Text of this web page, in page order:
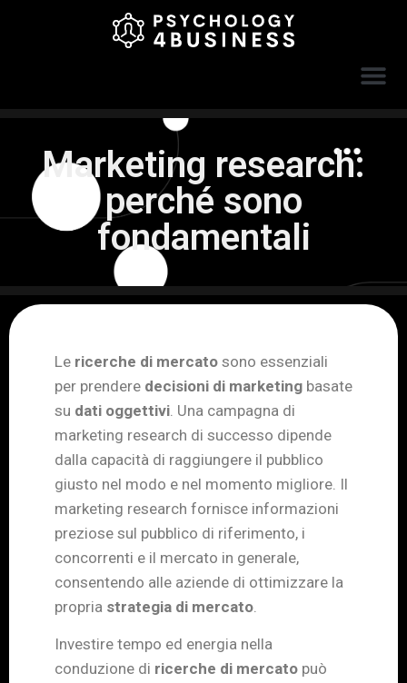
Marketing research:
perché sono
fondamentali
Le ricerche di mercato sono essenziali
per prendere decisioni di marketing basate
su dati oggettivi . Una campagna di
marketing research di successo dipende
dalla capacità di raggiungere il pubblico
giusto nel modo e nel momento migliore. Il
marketing research fornisce informazioni
preziose sul pubblico di riferimento, i
concorrenti e il mercato in generale,
consentendo alle aziende di ottimizzare la
propria strategia di mercato
Investire tempo ed energia nella
conduzione di ricerche di mercato può